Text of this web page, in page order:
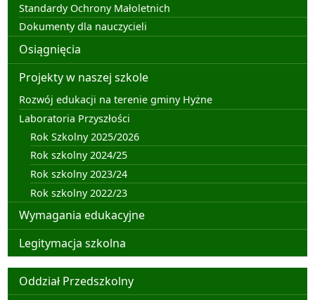
Standardy Ochrony Małoletnich
Dokumenty dla nauczycieli
Osiągnięcia
Projekty w naszej szkole
Rozwój edukacji na terenie gminy Hyżne
Laboratoria Przyszłości
Rok Szkolny 2025/2026
Rok szkolny 2024/25
Rok szkolny 2023/24
Rok szkolny 2022/23
Wymagania edukacyjne
Legitymacja szkolna
Organizacja pracy szkoły
Oddział Przedszkolny